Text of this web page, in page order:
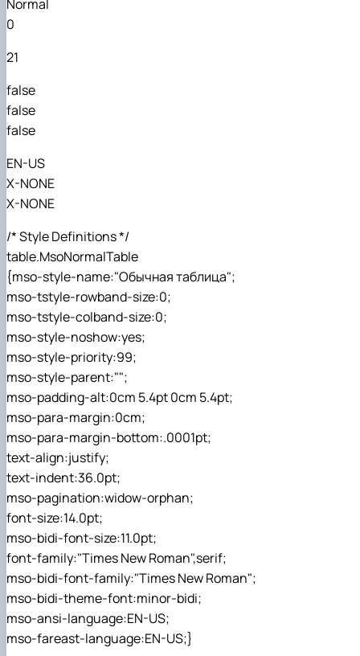
Normal
0
21
false
false
false
EN-US
X-NONE
X-NONE
/* Style Definitions */
table.MsoNormalTable
{mso-style-name:"Обычная таблица";
mso-tstyle-rowband-size:0;
mso-tstyle-colband-size:0;
mso-style-noshow:yes;
mso-style-priority:99;
mso-style-parent:"";
mso-padding-alt:0cm 5.4pt 0cm 5.4pt;
mso-para-margin:0cm;
mso-para-margin-bottom:.0001pt;
text-align:justify;
text-indent:36.0pt;
mso-pagination:widow-orphan;
font-size:14.0pt;
mso-bidi-font-size:11.0pt;
font-family:"Times New Roman",serif;
mso-bidi-font-family:"Times New Roman";
mso-bidi-theme-font:minor-bidi;
mso-ansi-language:EN-US;
mso-fareast-language:EN-US;}